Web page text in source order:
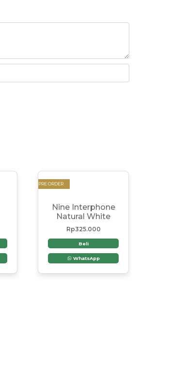
PRE ORDER
Nine Interphone
Natural White
Rp325.000
Beli
WhatsApp